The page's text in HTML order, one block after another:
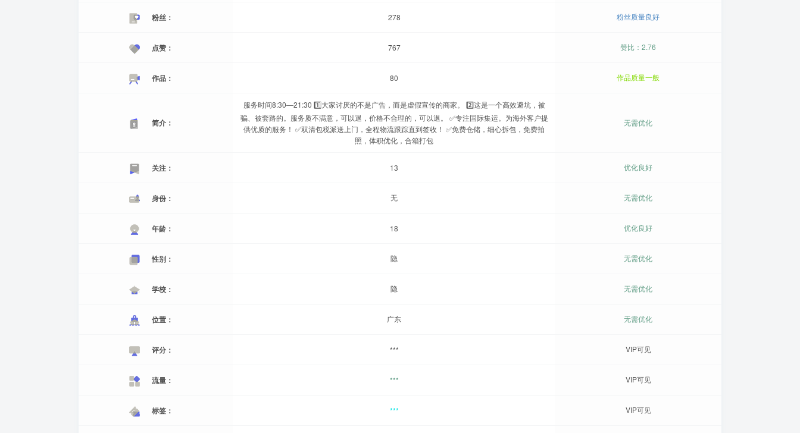
粉丝： 278 粉丝质量良好
点赞： 767 赞比：2.76
作品： 80 作品质量一般
简介：
服务时间8:30—21:30 1️⃣大家讨厌的不是广告，而是虚假宣传的商家。 2️⃣这是一个高效避坑，被
骗、被套路的。服务质不满意，可以退，价格不合理的，可以退。 ✅专注国际集运。为海外客户提
供优质的服务！ ✅双清包税派送上门，全程物流跟踪直到签收！ ✅免费仓储，细心拆包，免费拍
照，体积优化，合箱打包
无需优化
关注： 13 优化良好
身份： 无 无需优化
年龄： 18 优化良好
性别： 隐 无需优化
学校： 隐 无需优化
位置： 广东 无需优化
评分： *** VIP可见
流量： *** VIP可见
标签： *** VIP可见